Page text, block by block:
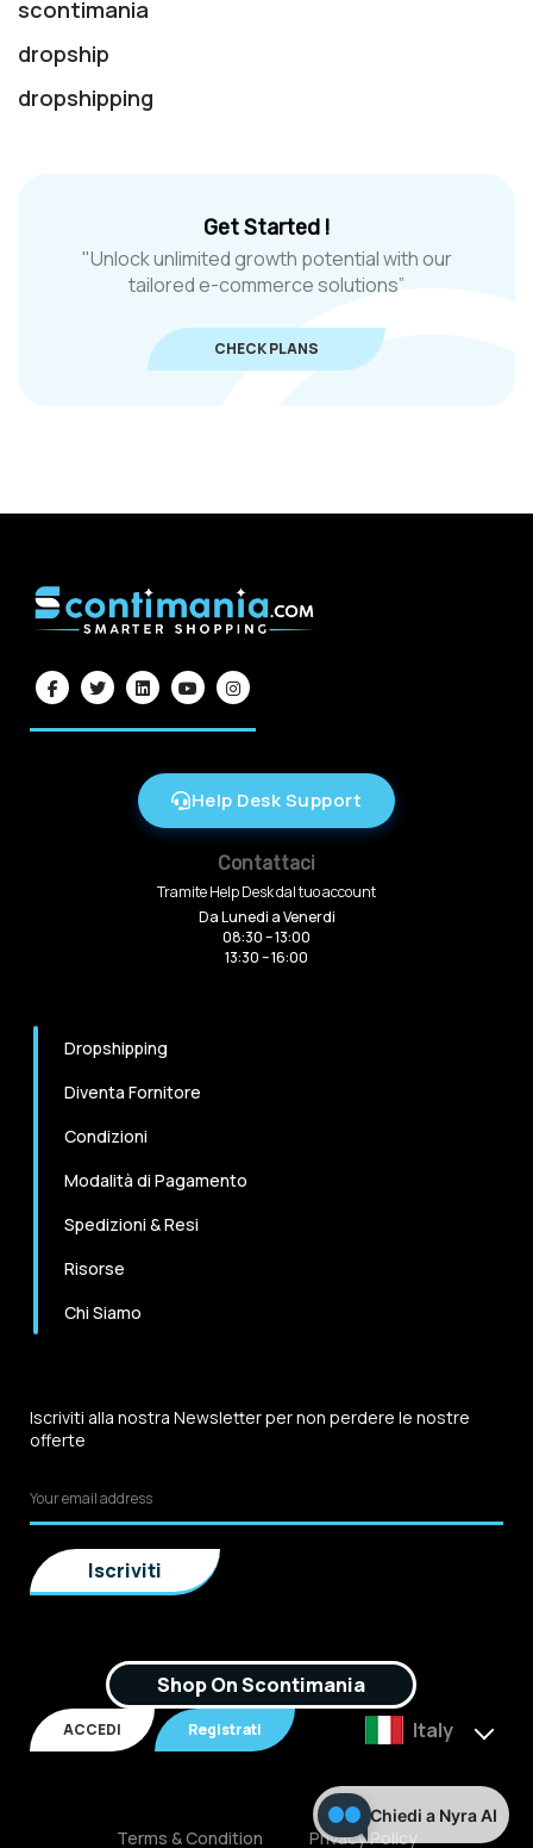
Chiedi a Nyra AI
scontimania
dropship
dropshipping
Get Started !
"Unlock unlimited growth potential with our
tailored e-commerce solutions”
CHECK PLANS
Help Desk Support
Contattaci
Tramite Help Desk dal tuo account
Da Lunedi a Venerdi
08:30 – 13:00
13:30 – 16:00
Dropshipping
Diventa Fornitore
Condizioni
Modalità di Pagamento
Spedizioni & Resi
Risorse
Chi Siamo
Iscriviti alla nostra Newsletter per non perdere le nostre
offerte
Shop On Scontimania
ACCEDI Registrati Italy
Terms & Condition Privacy Policy